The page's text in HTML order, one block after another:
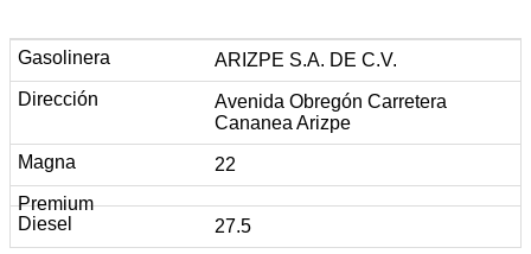
ARIZPE S.A. DE C.V.
Avenida Obregón Carretera
Cananea Arizpe
22
27.5